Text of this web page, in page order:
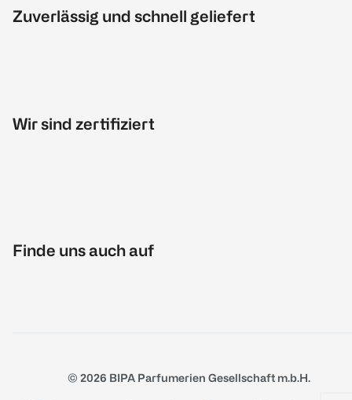
Zuverlässig und schnell geliefert
Wir sind zertifiziert
Finde uns auch auf
© 2026 BIPA Parfumerien Gesellschaft m.b.H.